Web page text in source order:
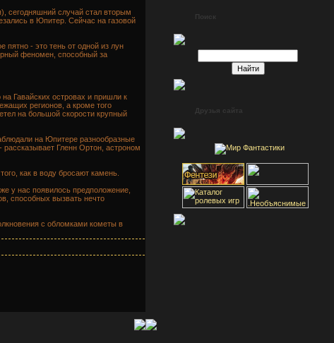
сегодняшний случай стал вторым
в Юпитер. Сейчас на газовой
пятно - это тень от одной из лун
феномен, способный за
Гавайских островах и пришли к
регионов, а кроме того
на большой скорости крупный
на Юпитере разнообразные
Гленн Ортон, астроном
как в воду бросают камень.
у нас появилось предположение,
способных вызвать нечто
с обломками кометы в
Поиск
Друзья сайта